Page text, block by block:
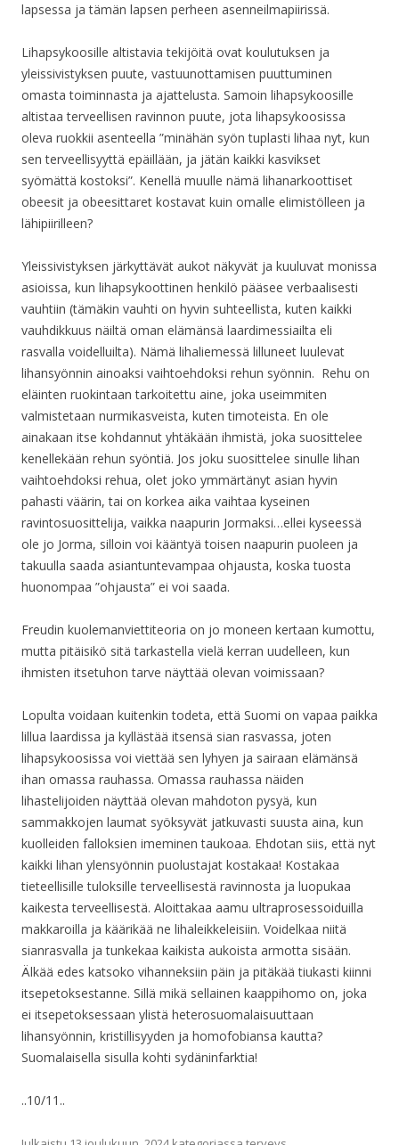
lapsessa ja tämän lapsen perheen asenneilmapiirissä.
Lihapsykoosille altistavia tekijöitä ovat koulutuksen ja
yleissivistyksen puute, vastuunottamisen puuttuminen
omasta toiminnasta ja ajattelusta. Samoin lihapsykoosille
altistaa terveellisen ravinnon puute, jota lihapsykoosissa
oleva ruokkii asenteella ”minähän syön tuplasti lihaa nyt, kun
sen terveellisyyttä epäillään, ja jätän kaikki kasvikset
syömättä kostoksi”. Kenellä muulle nämä lihanarkoottiset
obeesit ja obeesittaret kostavat kuin omalle elimistölleen ja
lähipiirilleen?
Yleissivistyksen järkyttävät aukot näkyvät ja kuuluvat monissa
asioissa, kun lihapsykoottinen henkilö pääsee verbaalisesti
vauhtiin (tämäkin vauhti on hyvin suhteellista, kuten kaikki
vauhdikkuus näiltä oman elämänsä laardimessiailta eli
rasvalla voidelluilta). Nämä lihaliemessä lilluneet luulevat
lihansyönnin ainoaksi vaihtoehdoksi rehun syönnin. Rehu on
eläinten ruokintaan tarkoitettu aine, joka useimmiten
valmistetaan nurmikasveista, kuten timoteista. En ole
ainakaan itse kohdannut yhtäkään ihmistä, joka suosittelee
kenellekään rehun syöntiä. Jos joku suosittelee sinulle lihan
vaihtoehdoksi rehua, olet joko ymmärtänyt asian hyvin
pahasti väärin, tai on korkea aika vaihtaa kyseinen
ravintosuosittelija, vaikka naapurin Jormaksi…ellei kyseessä
ole jo Jorma, silloin voi kääntyä toisen naapurin puoleen ja
takuulla saada asiantuntevampaa ohjausta, koska tuosta
huonompaa ”ohjausta” ei voi saada.
Freudin kuolemanviettiteoria on jo moneen kertaan kumottu,
mutta pitäisikö sitä tarkastella vielä kerran uudelleen, kun
ihmisten itsetuhon tarve näyttää olevan voimissaan?
Lopulta voidaan kuitenkin todeta, että Suomi on vapaa paikka
lillua laardissa ja kyllästää itsensä sian rasvassa, joten
lihapsykoosissa voi viettää sen lyhyen ja sairaan elämänsä
ihan omassa rauhassa. Omassa rauhassa näiden
lihastelijoiden näyttää olevan mahdoton pysyä, kun
sammakkojen laumat syöksyvät jatkuvasti suusta aina, kun
kuolleiden falloksien imeminen taukoaa. Ehdotan siis, että nyt
kaikki lihan ylensyönnin puolustajat kostakaa! Kostakaa
tieteellisille tuloksille terveellisestä ravinnosta ja luopukaa
kaikesta terveellisestä. Aloittakaa aamu ultraprosessoiduilla
makkaroilla ja käärikää ne lihaleikkeleisiin. Voidelkaa niitä
sianrasvalla ja tunkekaa kaikista aukoista armotta sisään.
Älkää edes katsoko vihanneksiin päin ja pitäkää tiukasti kiinni
itsepetoksestanne. Sillä mikä sellainen kaappihomo on, joka
ei itsepetoksessaan ylistä heterosuomalaisuuttaan
lihansyönnin, kristillisyyden ja homofobiansa kautta?
Suomalaisella sisulla kohti sydäninfarktia!
..10/11..